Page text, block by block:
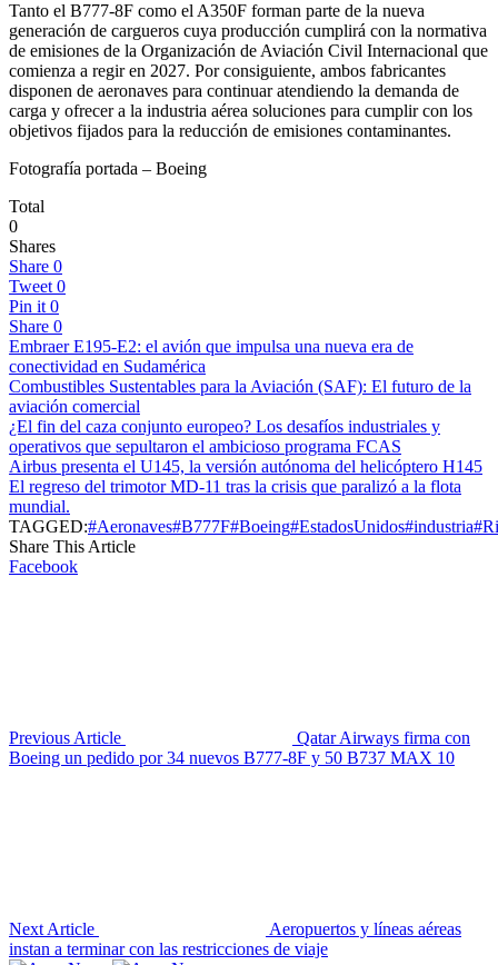
Tanto el B777-8F como el A350F forman parte de la nueva
generación de cargueros cuya producción cumplirá con la normativa
de emisiones de la Organización de Aviación Civil Internacional que
comienza a regir en 2027. Por consiguiente, ambos fabricantes
disponen de aeronaves para continuar atendiendo la demanda de
carga y ofrecer a la industria aérea soluciones para cumplir con los
objetivos fijados para la reducción de emisiones contaminantes.
Fotografía portada – Boeing
Total
0
Shares
Share 0
Tweet 0
Pin it 0
Share 0
Embraer E195-E2: el avión que impulsa una nueva era de
conectividad en Sudamérica
Combustibles Sustentables para la Aviación (SAF): El futuro de la
aviación comercial
¿El fin del caza conjunto europeo? Los desafíos industriales y
operativos que sepultaron el ambicioso programa FCAS
Airbus presenta el U145, la versión autónoma del helicóptero H145
El regreso del trimotor MD-11 tras la crisis que paralizó a la flota
mundial.
TAGGED:#Aeronaves#B777F#Boeing#EstadosUnidos#industria
Share This Article
Facebook
Previous Article
Qatar Airways firma con
Boeing un pedido por 34 nuevos B777-8F y 50 B737 MAX 10
Next Article
Aeropuertos y líneas aéreas
instan a terminar con las restricciones de viaje